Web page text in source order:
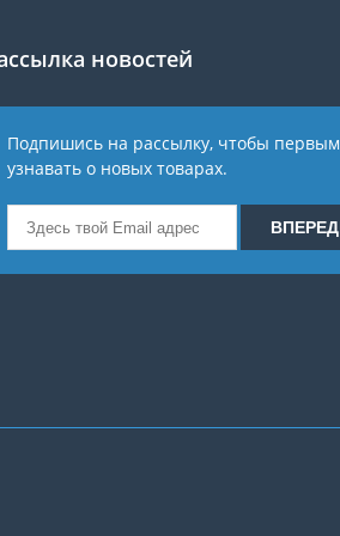
новостей
Подпишись на рассылку, чтобы первым
узнавать о новых товарах.